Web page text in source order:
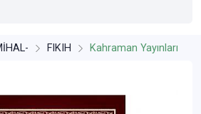
FIKIH Kahraman Yayınları